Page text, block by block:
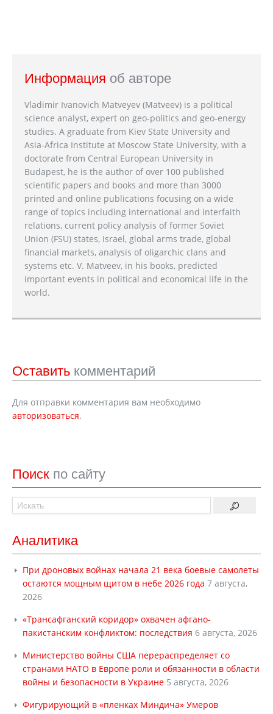
Информация об авторе
Vladimir Ivanovich Matveyev (Matveev) is a political
science analyst, expert on geo-politics and geo-energy
studies. A graduate from Kiev State University and
Asia-Africa Institute at Moscow State University, with a
doctorate from Central European University in
Budapest, he is the author of over 100 published
scientific papers and books and more than 3000
printed and online publications focusing on a wide
range of topics including international and interfaith
relations, current policy analysis of former Soviet
Union (FSU) states, Israel, global arms trade, global
financial markets, analysis of oligarchic clans and
systems etc. V. Matveev, in his books, predicted
important events in political and economical life in the
world.
Оставить комментарий
Для отправки комментария вам необходимо
авторизоваться.
Поиск по сайту
Аналитика
При дроновых войнах начала 21 века боевые самолеты
остаются мощным щитом в небе 2026 года 7 августа,
2026
«Трансафганский коридор» охвачен афгано-
пакистанским конфликтом: последствия 6 августа, 2026
Министерство войны США перераспределяет со
странами НАТО в Европе роли и обязанности в области
войны и безопасности в Украине 5 августа, 2026
Фигурирующий в «пленках Миндича» Умеров